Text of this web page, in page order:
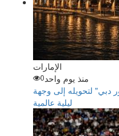
الإمارات
منذ يوم واحد0
دبي" لتحويله إلى وجهة
ليلية عالمية